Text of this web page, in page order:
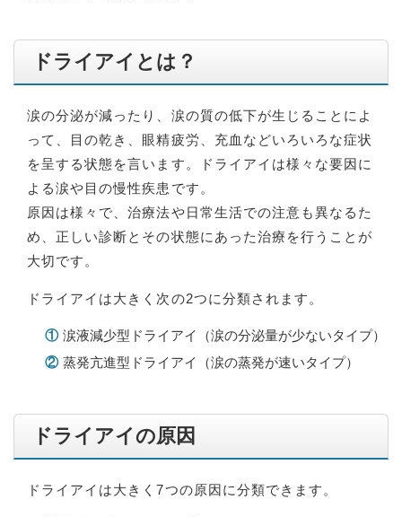
ドライアイとは？
涙の分泌が減ったり、涙の質の低下が生じることによ
って、目の乾き、眼精疲労、充血などいろいろな症状
を呈する状態を言います。ドライアイは様々な要因に
よる涙や目の慢性疾患です。
原因は様々で、治療法や日常生活での注意も異なるた
め、正しい診断とその状態にあった治療を行うことが
大切です。
ドライアイは大きく次の2つに分類されます。
① 涙液減少型ドライアイ（涙の分泌量が少ないタイプ）
② 蒸発亢進型ドライアイ（涙の蒸発が速いタイプ）
ドライアイの原因
ドライアイは大きく7つの原因に分類できます。